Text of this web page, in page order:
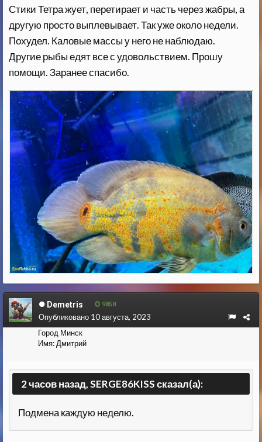
Стики Тетра жует, перетирает и часть через жабры, а
другую просто выплевывает. Так уже около недели.
Похудел. Каловые массы у него не наблюдаю.
Другие рыбы едят все с удовольствием. Прошу
помощи. Заранее спасибо.
Demetris 9858
Город Минск
Имя: Дмитрий
Опубликовано 10 августа, 2023
2 часов назад, SERGE86KISS сказал(а):
Подмена каждую неделю.